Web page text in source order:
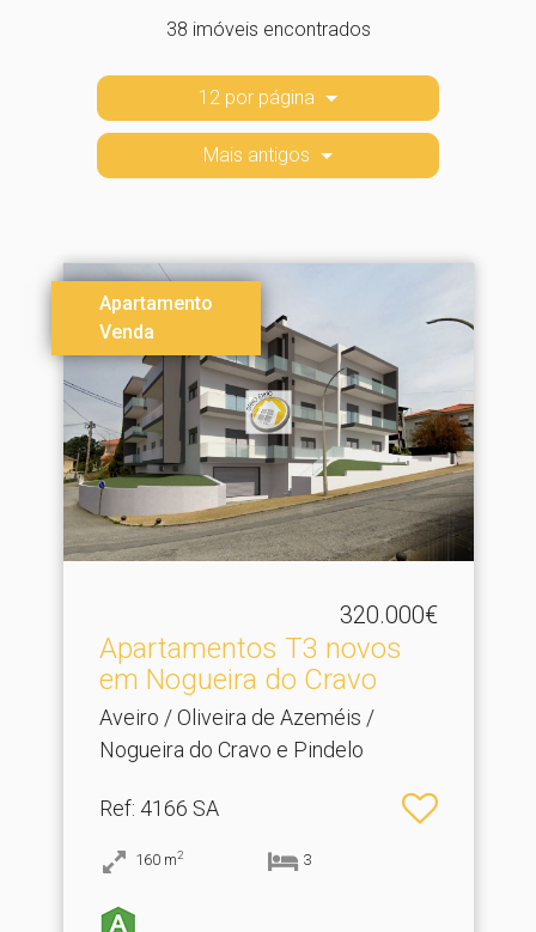
38 imóveis encontrados
12 por página
Mais antigos
Apartamento
Venda
320.000€
Apartamentos T3 novos
em Nogueira do Cravo
Aveiro / Oliveira de Azeméis /
Nogueira do Cravo e Pindelo
Ref: 4166 SA
160 m2 3